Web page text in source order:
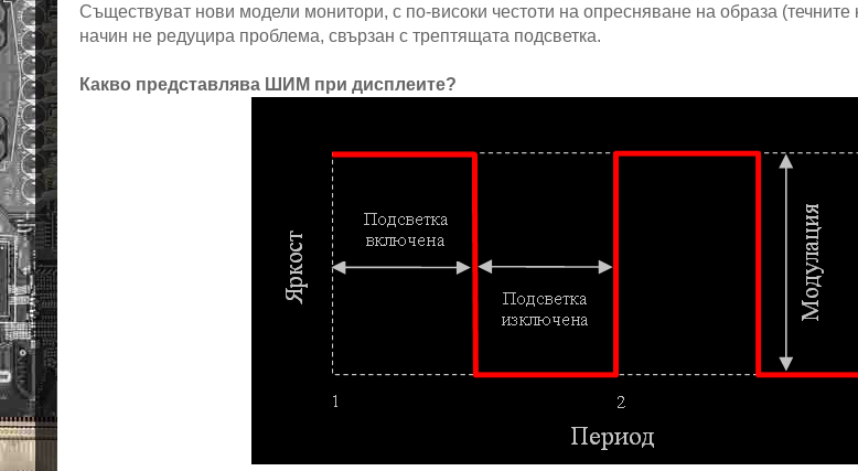
Съществуват нови модели монитори, с по-високи честоти на опресняване на образа (течните
начин не редуцира проблема, свързан с трептящата подсветка.
Какво представлява ШИМ при дисплеите?